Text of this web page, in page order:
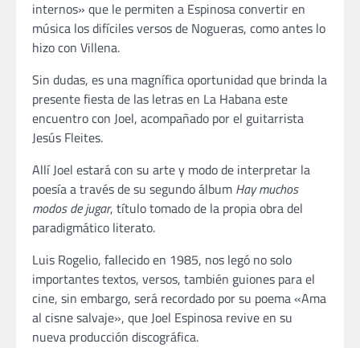
internos» que le permiten a Espinosa convertir en
música los difíciles versos de Nogueras, como antes lo
hizo con Villena.
Sin dudas, es una magnífica oportunidad que brinda la
presente fiesta de las letras en La Habana este
encuentro con Joel, acompañado por el guitarrista
Jesús Fleites.
Allí Joel estará con su arte y modo de interpretar la
poesía a través de su segundo álbum Hay muchos
modos de jugar, título tomado de la propia obra del
paradigmático literato.
Luis Rogelio, fallecido en 1985, nos legó no solo
importantes textos, versos, también guiones para el
cine, sin embargo, será recordado por su poema «Ama
al cisne salvaje», que Joel Espinosa revive en su
nueva producción discográfica.